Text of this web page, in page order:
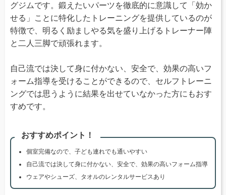
グジムです。鍛えたいパーツを徹底的に意識して「効か
せる」ことに特化したトレーニングを提供しているのが
特徴で、明るく励ましやる気を盛り上げるトレーナー陣
と二人三脚で頑張れます。
自己流では決して身に付かない、安全で、効果の高いフ
ォーム指導を受けることができるので、セルフトレーニ
ングでは思うように結果を出せていなかった方にもおす
すめです。
おすすめポイント！
個室完備なので、子ども連れでも通いやすい
自己流では決して身に付かない、安全で、効果の高いフォーム指導
ウェアやシューズ、タオルのレンタルサービスあり